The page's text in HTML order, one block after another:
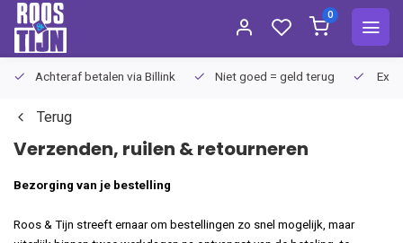
0
Achteraf betalen via Billink Niet goed = geld terug
Terug
Verzenden, ruilen & retourneren
Bezorging van je bestelling
Roos & Tijn streeft ernaar om bestellingen zo snel mogelijk, maar